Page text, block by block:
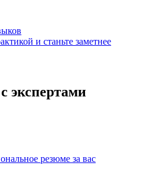
и станьте заметнее
экспертами
резюме за вас